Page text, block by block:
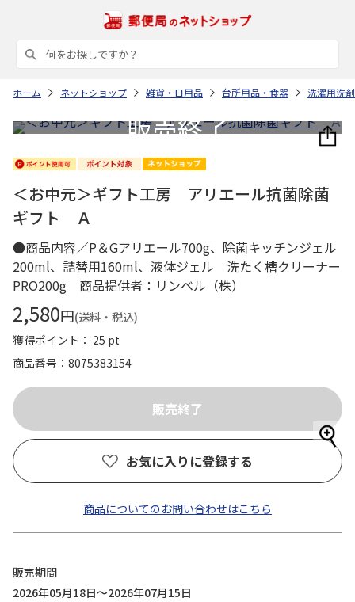
ホーム ネットショップ 雑貨・日用品 台所用品・食器 洗濯用洗剤
＜お中元＞ギフト工房 アリエール抗菌除菌
ギフト Ａ
●商品内容／P＆Gアリエール700g、除菌キッチンジェル
200ml、詰替用160ml、液体ジェル 洗たく槽クリーナー
PRO200g 商品提供者：リンベル（株）
2,580円(送料・税込)
獲得ポイント： 25 pt
商品番号
8075383154
お気に入りに登録する
商品についてのお問い合わせはこちら
販売期間
2026年05月18日～2026年07月15日